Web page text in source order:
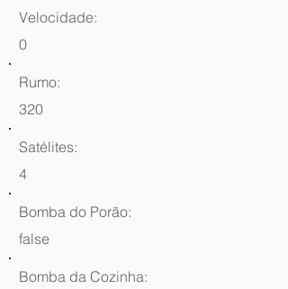
Velocidade:
0
Rumo:
320
Satélites:
4
Bomba do Porão:
false
Bomba da Cozinha: